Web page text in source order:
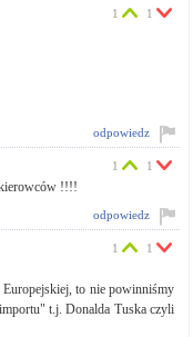
1 1
odpowiedz
!!!!
1 1
odpowiedz
to nie powinniśmy
t.j. Donalda Tuska czyli
1 1